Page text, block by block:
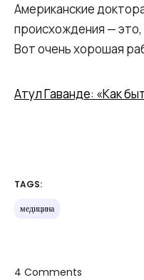
Американские
происхождения — это,
Вот очень хорошая
Атул Гаванде: «Как
TAGS:
медицина
4 Comments